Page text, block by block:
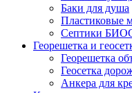
Баки для душа
Пластиковые
Септики
Георешетка и
Георешетка
Геосетка
Анкера для